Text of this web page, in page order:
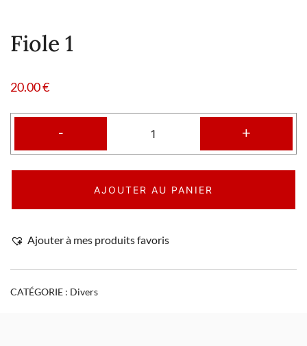
Fiole 1
20.00€
- +
AJOUTER AU PANIER
Ajouter à mes produits favoris
CATÉGORIE : Divers